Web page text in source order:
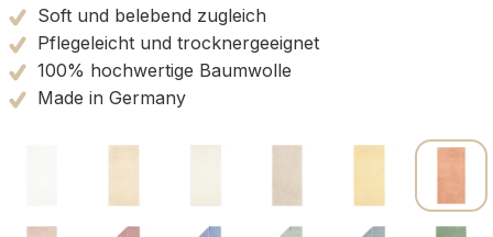
Soft und belebend zugleich
Pflegeleicht und trocknergeeignet
100% hochwertige Baumwolle
Made in Germany